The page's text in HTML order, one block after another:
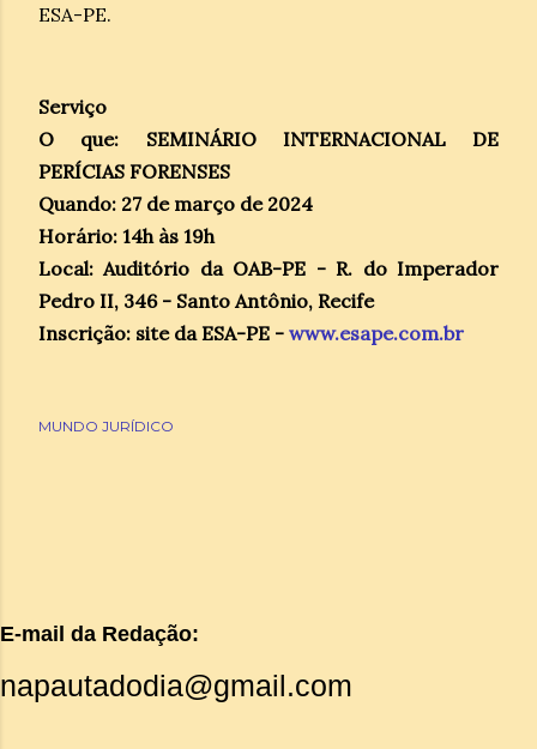
ESA-PE.
Serviço
O que: SEMINÁRIO INTERNACIONAL DE
PERÍCIAS FORENSES
Quando: 27 de março de 2024
Horário: 14h às 19h
Local: Auditório da OAB-PE - R. do Imperador
Pedro II, 346 - Santo Antônio, Recife
Inscrição: site da ESA-PE - www.esape.com.br
MUNDO JURÍDICO
E-mail da Redação:
napautadodia@gmail.com